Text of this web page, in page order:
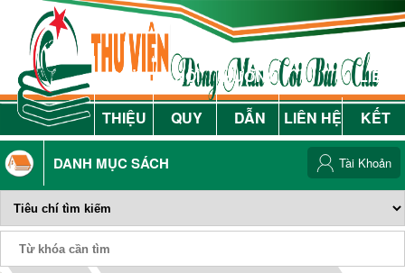
GIỚI
THIỆU
NỘI
QUY
HƯỚNG
DẪN
LIÊN HỆ
LIÊN
KẾT
DANH MỤC SÁCH Tài Khoản